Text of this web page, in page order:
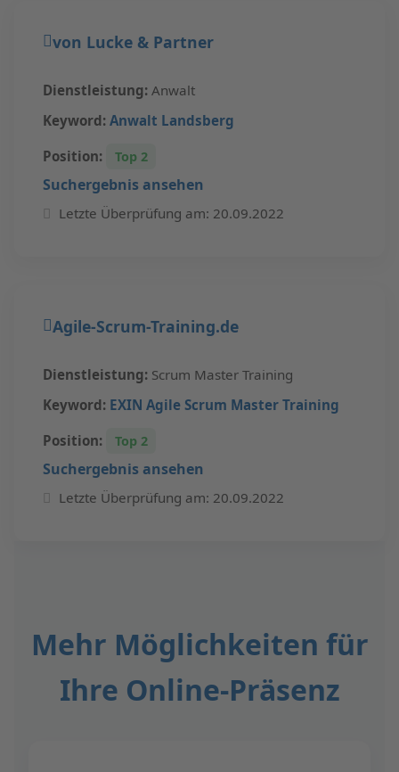
von Lucke & Partner
Dienstleistung: Anwalt
Keyword: Anwalt Landsberg
Position: Top 2
Suchergebnis ansehen
Letzte Überprüfung am: 20.09.2022
Agile-Scrum-Training.de
Dienstleistung: Scrum Master Training
Keyword: EXIN Agile Scrum Master Training
Position: Top 2
Suchergebnis ansehen
Letzte Überprüfung am: 20.09.2022
Mehr Möglichkeiten für
Ihre Online-Präsenz